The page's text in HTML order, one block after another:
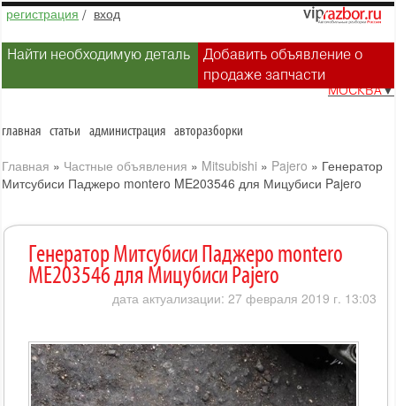
регистрация / вход
Найти необходимую деталь
Добавить объявление о
продаже запчасти
МОСКВА▼
главная статьи администрация авторазборки
Главная » Частные объявления » Mitsubishi » Pajero » Генератор
Митсубиси Паджеро montero ME203546 для Мицубиси Pajero
Генератор Митсубиси Паджеро montero
ME203546 для Мицубиси Pajero
дата актуализации: 27 февраля 2019 г. 13:03